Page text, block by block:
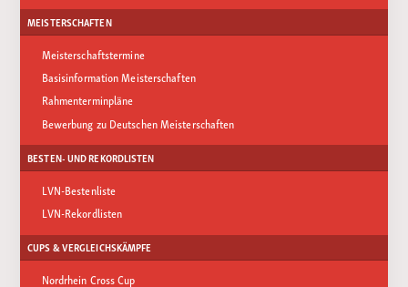
MEISTERSCHAFTEN
Meisterschaftstermine
Basisinformation Meisterschaften
Rahmenterminpläne
Bewerbung zu Deutschen Meisterschaften
BESTEN- UND REKORDLISTEN
LVN-Bestenliste
LVN-Rekordlisten
CUPS & VERGLEICHSKÄMPFE
Nordrhein Cross Cup